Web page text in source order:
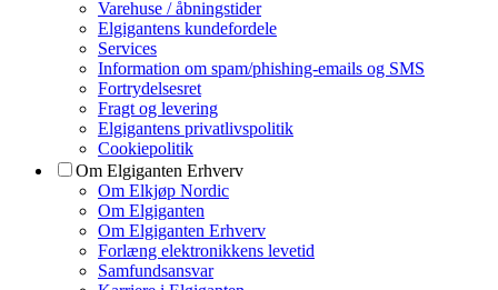
Varehuse / åbningstider
Elgigantens kundefordele
Services
Information om spam/phishing-emails og SMS
Fortrydelsesret
Fragt og levering
Elgigantens privatlivspolitik
Cookiepolitik
Om Elgiganten Erhverv
Om Elkjøp Nordic
Om Elgiganten
Om Elgiganten Erhverv
Forlæng elektronikkens levetid
Samfundsansvar